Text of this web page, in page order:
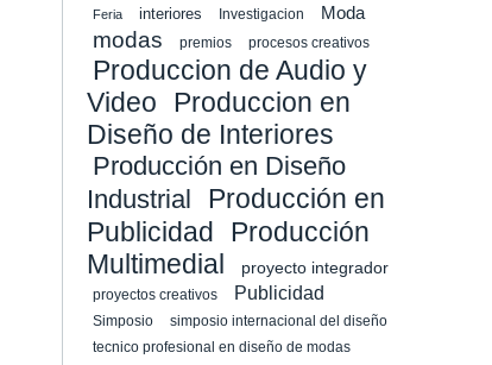
Feria interiores Investigacion Moda
modas premios procesos creativos
Produccion de Audio y
Video
Produccion en
Diseño de Interiores
Producción en Diseño
Industrial
Producción en
Publicidad
Producción
Multimedial
proyecto integrador
proyectos creativos Publicidad
Simposio simposio internacional del diseño
tecnico profesional en diseño de modas